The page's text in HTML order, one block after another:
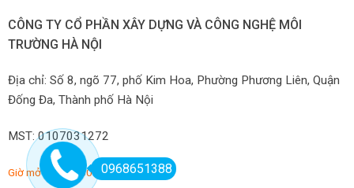
CÔNG TY CỔ PHẦN XÂY DỰNG VÀ CÔNG NGHỆ MÔI
TRƯỜNG HÀ NỘI
Địa chỉ: Số 8, ngõ 77, phố Kim Hoa, Phường Phương Liên, Quận
Đống Đa, Thành phố Hà Nội
MST: 0107031272
Giờ mở hàng: 7:00-22:00 hàng ngày
0968651388